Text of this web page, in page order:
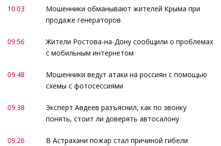
10:03
Мошенники обманывают жителей Крыма при
продаже генераторов
09:56
Жители Ростова-на-Дону сообщили о проблемах
с мобильным интернетом
09:48
Мошенники ведут атаки на россиян с помощью
схемы с фотосессиями
09:38
Эксперт Авдеев разъяснил, как по звонку
понять, стоит ли доверять автосалону
09:26
В Астрахани пожар стал причиной гибели